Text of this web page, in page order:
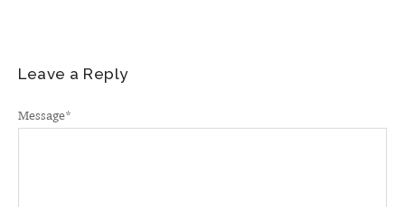
Leave a Reply
Message*